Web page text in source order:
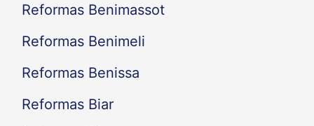
Reformas Benimassot
Reformas Benimeli
Reformas Benissa
Reformas Biar